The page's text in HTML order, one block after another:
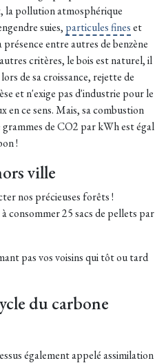
la pollution atmosphérique
suies, particules fineset
entre autres de benzène
critères, le bois est naturel, il
de sa croissance, rejette de
et n'exige pas d'industrie pour le
ce sens. Mais, sa combustion
de CO2 par kWh est égal
!
ville
nos précieuses forêts !
consommer 25 sacs de pellets par
pas vos voisins qui tôt ou tard
du carbone
également appelé assimilation